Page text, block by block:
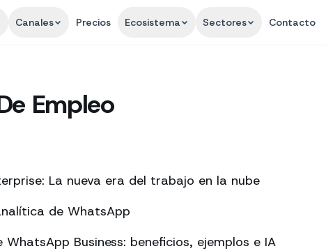
Canales Precios Ecosistema Sectores Contacto
Empleo
La nueva era del trabajo en la nube
de WhatsApp
Business: beneficios, ejemplos e IA